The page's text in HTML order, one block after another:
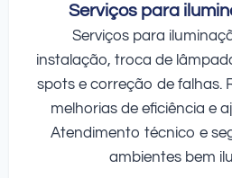
Serviços para
Serviços para
instalação, troca de
spots e correção de falhas.
melhorias de eficiência e
Atendimento técnico e
ambientes bem